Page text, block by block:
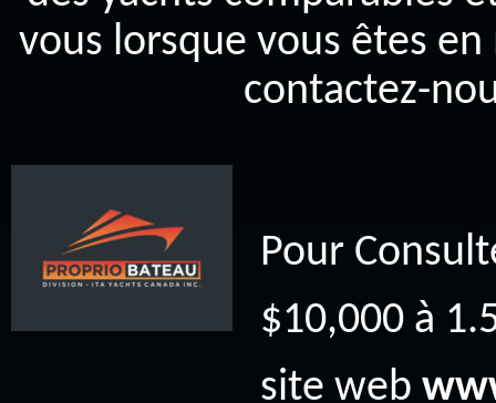
vous lorsque vous êtes
contactez-
Pour
$10,000 à
site web